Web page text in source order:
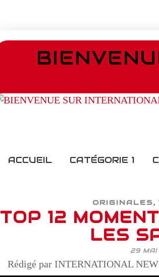
ACCUEIL CATÉGORIE 1
ORIGINALES,
TOP 12
LES
29 MAI
Rédigé par INTERNATIONAL